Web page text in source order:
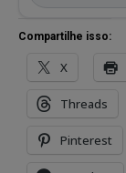
Compartilhe isso:
X
Threads
Pinterest